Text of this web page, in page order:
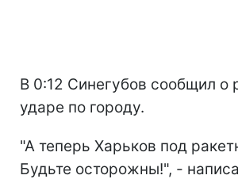
В 0:12 Синегубов сообщил о
ударе по городу.
"А теперь Харьков под
Будьте осторожны!", -